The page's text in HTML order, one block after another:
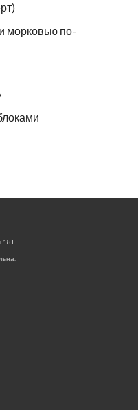
морковью по-
18+!